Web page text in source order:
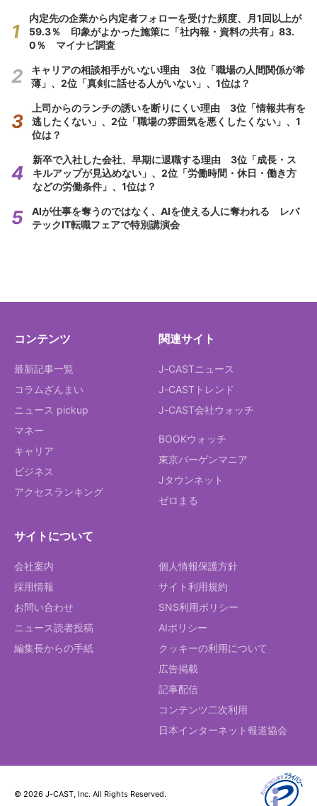
内定先の企業から内定者フォローを受けた頻度、月1回以上が
59.3％ 印象がよかった施策に「社内報・資料の共有」83.
0％ マイナビ調査
キャリアの相談相手がいない理由 3位「職場の人間関係が希
薄」、2位「真剣に話せる人がいない」、1位は？
上司からのランチの誘いを断りにくい理由 3位「情報共有を
逃したくない」、2位「職場の雰囲気を悪くしたくない」、1
位は？
新卒で入社した会社、早期に退職する理由 3位「成長・ス
キルアップが見込めない」、2位「労働時間・休日・働き方
などの労働条件」、1位は？
AIが仕事を奪うのではなく、AIを使える人に奪われる レバ
テックIT転職フェアで特別講演会
コンテンツ
最新記事一覧
コラムざんまい
ニュース pickup
マネー
キャリア
ビジネス
アクセスランキング
関連サイト
J-CASTニュース
J-CASTトレンド
J-CAST会社ウォッチ
BOOKウォッチ
東京バーゲンマニア
Jタウンネット
ゼロまる
サイトについて
会社案内
採用情報
お問い合わせ
ニュース読者投稿
編集長からの手紙
個人情報保護方針
サイト利用規約
SNS利用ポリシー
AIポリシー
クッキーの利用について
広告掲載
記事配信
コンテンツ二次利用
日本インターネット報道協会
© 2026 J-CAST, Inc. All Rights Reserved.